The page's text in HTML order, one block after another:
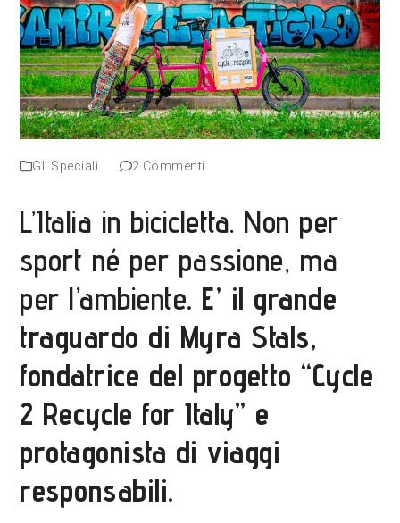
Gli Speciali 2 Commenti
L’Italia in bicicletta. Non per
sport né per passione, ma
per l’ambiente. E’ il grande
traguardo di Myra Stals,
fondatrice del progetto “Cycle
2 Recycle for Italy” e
protagonista di viaggi
responsabili.